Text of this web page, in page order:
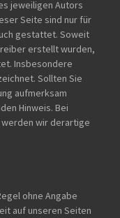
jeweiligen Autors
Seite sind nur für
gestattet. Soweit
erstellt wurden,
Insbesondere
Sollten Sie
aufmerksam
Hinweis. Bei
wir derartige
ohne Angabe
auf unseren Seiten